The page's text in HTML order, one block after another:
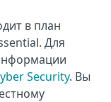
в план
Для
Security. Вы